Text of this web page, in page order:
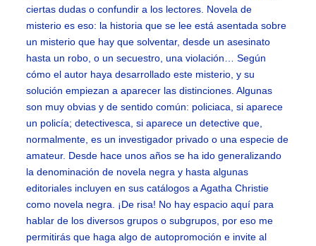
ciertas dudas o confundir a los lectores. Novela de
misterio es eso: la historia que se lee está asentada sobre
un misterio que hay que solventar, desde un asesinato
hasta un robo, o un secuestro, una violación… Según
cómo el autor haya desarrollado este misterio, y su
solución empiezan a aparecer las distinciones. Algunas
son muy obvias y de sentido común: policiaca, si aparece
un policía; detectivesca, si aparece un detective que,
normalmente, es un investigador privado o una especie de
amateur. Desde hace unos años se ha ido generalizando
la denominación de novela negra y hasta algunas
editoriales incluyen en sus catálogos a Agatha Christie
como novela negra. ¡De risa! No hay espacio aquí para
hablar de los diversos grupos o subgrupos, por eso me
permitirás que haga algo de autopromoción e invite al